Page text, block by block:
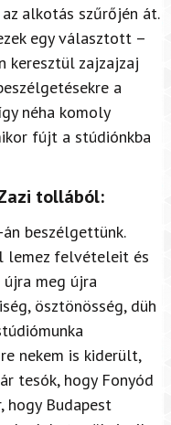
alkotás szűrőjén át.
egy választott –
keresztül zajzajzaj
a
néha komoly
fújt a stúdiónkba
tollából:
beszélgettünk.
lemez felvételeit és
újra meg újra
ösztönösség, düh
nekem is kiderült,
tesók, hogy Fonyód
hogy Budapest